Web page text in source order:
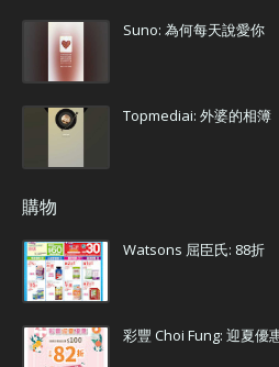
Suno: 為何每天說愛你
Topmediai: 外婆的相簿
購物
Watsons 屈臣氏: 88折
彩豐 Choi Fung: 迎夏優